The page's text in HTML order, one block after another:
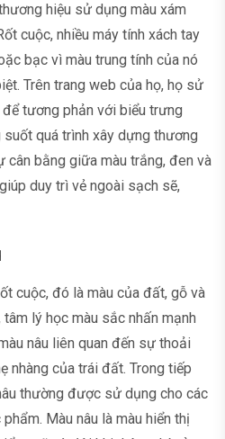
hiệu sử dụng màu xám
cuộc, nhiều máy tính xách tay
bạc vì màu trung tính của nó
Trên trang web của họ, họ sử
tương phản với biểu trưng
suốt quá trình xây dựng thương
cân bằng giữa màu trắng, đen và
duy trì vẻ ngoài sạch sẽ,
cuộc, đó là màu của đất, gỗ và
lý học màu sắc nhấn mạnh
nâu liên quan đến sự thoải
nhàng của trái đất. Trong tiếp
thường được sử dụng cho các
Màu nâu là màu hiển thị